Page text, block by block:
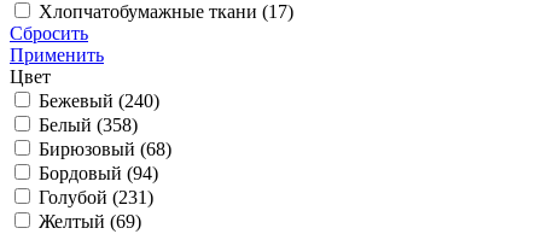
Хлопчатобумажные ткани (17)
Сбросить
Применить
Цвет
Бежевый (240)
Белый (358)
Бирюзовый (68)
Бордовый (94)
Голубой (231)
Желтый (69)